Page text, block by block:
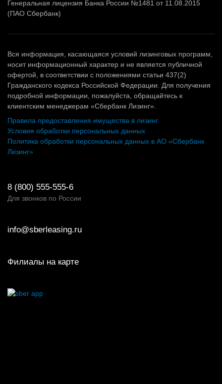
Генеральная лицензия Банка России №1481 от 11.08.2015
(ПАО Сбербанк)
Вся информация, касающаяся условий лизинговых программ,
носит информационный характер и не является публичной
офертой, в соответствии с положениями статьи 437(2)
Гражданского кодекса Российской Федерации. Для получения
подробной информации, пожалуйста, обращайтесь к
клиентским менеджерам «Сбербанк Лизинг».
Правила предоставления имущества в лизинг
Условия обработки персональных данных
Политика обработки персональных данных в АО «Сбербанк
Лизинг»
8 (800) 555-555-6
Для звонков по России
info@sberleasing.ru
Филиалы на карте